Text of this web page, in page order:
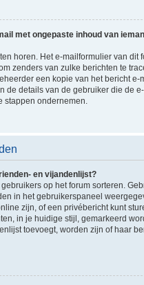
met ongepaste inhoud van
horen. Het e-mailformulier van dit
zenders van zulke berichten te
een kopie van het bericht e-
de details van de gebruiker die de
stappen ondernemen.
en vijandenlijst?
op het forum sorteren.
in het gebruikerspaneel
zijn, of een privébericht kunt
in je huidige stijl, gemarkeerd
toevoegt, worden zijn of haar